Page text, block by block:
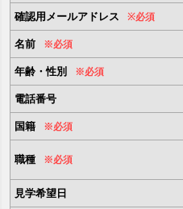
確認用メールアドレス ※必須
名前 ※必須
年齢・性別 ※必須
電話番号
国籍 ※必須
職種 ※必須
見学希望日